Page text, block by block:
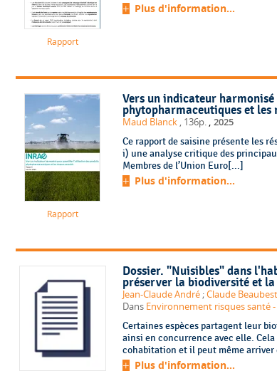
Rapport
Plus d'information...
Rapport
Vers un indicateur
phytopharmaceutiques et les
Maud Blanck , 136p. 2025
Ce rapport de saisine présente les
i) une analyse critique des
Membres de l’Union Euro[...]
Plus d'information...
Dossier. "Nuisibles" dans
préserver la biodiversité et la
Jean-Claude André ;Claude
Dans Environnement risques santé -
Certaines espèces partagent leur
ainsi en concurrence avec elle.
cohabitation et il peut même
Plus d'information...